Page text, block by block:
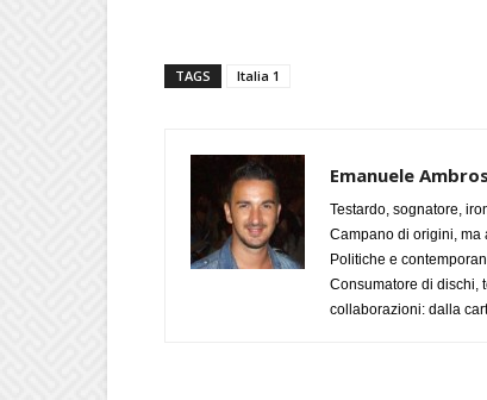
TAGS Italia 1
Emanuele
Testardo, sognatore,
Campano di origini, ma
Politiche e
Consumatore di dischi,
collaborazioni: dalla